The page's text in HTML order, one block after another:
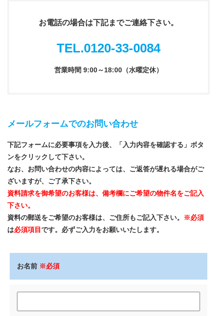
お電話の場合は下記までご連絡下さい。
TEL.0120-33-0084
営業時間 9:00～18:00（水曜定休）
メールフォームでのお問い合わせ
下記フォームに必要事項を入力後、「入力内容を確認する」ボタ
ンをクリックして下さい。
なお、お問い合わせの内容によっては、ご返答が遅れる場合がご
ざいますが、ご了承下さい。
資料請求を御希望のお客様は、備考欄にご希望の物件名をご記入
下さい。
資料の郵送をご希望のお客様は、ご住所もご記入下さい。
※必須
は必須項目です。必ずご入力をお願いいたします。
お名前 ※必須